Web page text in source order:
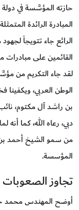
حازته المؤسَّسة في دولة
المبادرة الرائدة
الرائع جاء تتويجاً
القائمين على
لقد جاء التكريم من
الوطن العربي،
بن راشد آل مكتوم،
دبي، رعاه الله، كما
من سمو الشيخ أحمد
المؤسسة.
تجاوز الصعوبات
أوضح المهندس محمد